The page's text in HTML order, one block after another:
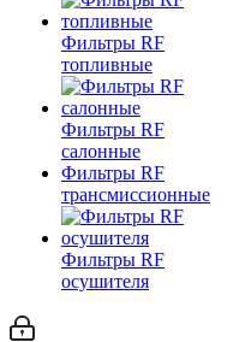
Фильтры RF
топливные
Фильтры RF
салонные
Фильтры RF
трансмиссионные
Фильтры RF
осушителя